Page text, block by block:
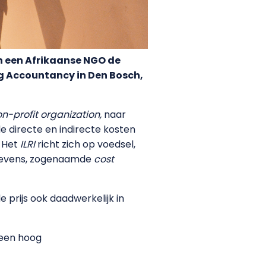
Afrikaanse NGO de
in Den Bosch,
profit organization, naar
directe en indirecte kosten
ILRIricht zich op voedsel,
zogenaamde cost
prijs ook daadwerkelijk in
hoog